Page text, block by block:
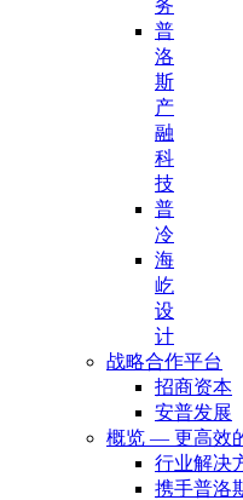
务
普
洛
斯
产
融
科
技
普
冷
海
屹
设
计
战略合作平台
招商资本
安普发展
概览 — 更高效
行业解决
携手普洛